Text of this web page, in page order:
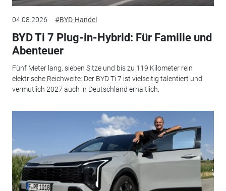
04.08.2026 #BYD-Handel
BYD Ti 7 Plug-in-Hybrid: Für Familie und
Abenteuer
Fünf Meter lang, sieben Sitze und bis zu 119 Kilometer rein
elektrische Reichweite: Der BYD Ti 7 ist vielseitig talentiert und
vermutlich 2027 auch in Deutschland erhältlich.